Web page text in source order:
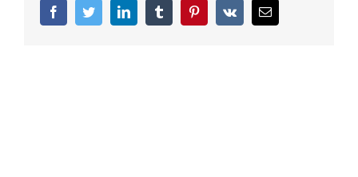
facebooktwitter linkedin tumblr pinterestvk Email